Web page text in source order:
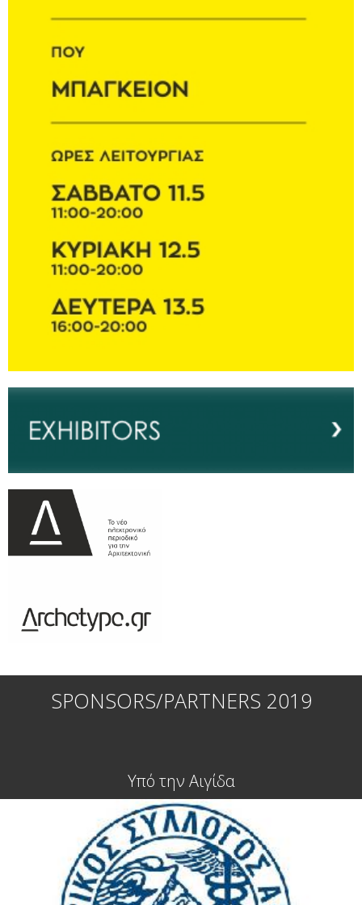
SPONSORS/PARTNERS 2019
Υπό την Αιγίδα